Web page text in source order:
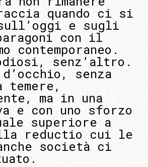
quando ci si
e sugli
con il
contemporaneo.
odiosi, senz’altro.
senza
temere,
ma in una
e con uno sforzo
superiore a
reductio cui le
società ci